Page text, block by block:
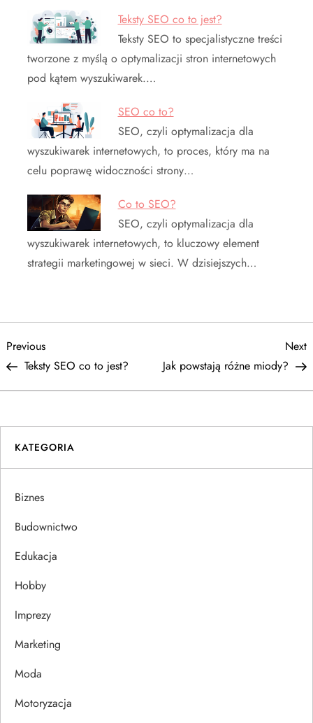
Teksty SEO co to jest?
Teksty SEO to specjalistyczne treści
tworzone z myślą o optymalizacji stron internetowych
pod kątem wyszukiwarek.…
SEO co to?
SEO, czyli optymalizacja dla
wyszukiwarek internetowych, to proces, który ma na
celu poprawę widoczności strony…
Co to SEO?
SEO, czyli optymalizacja dla
wyszukiwarek internetowych, to kluczowy element
strategii marketingowej w sieci. W dzisiejszych…
N
a
w
g
a
c
a
w
p
Previous
Post
Previous
Teksty SEO co to jest?
Next
Jak powstają różne miody?
KATEGORIA
Biznes
Budownictwo
Edukacja
Hobby
Imprezy
Marketing
Moda
Motoryzacja